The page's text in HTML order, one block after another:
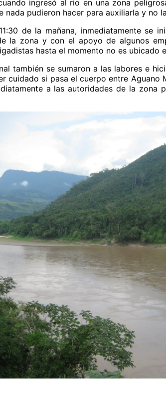
ingresó al río en una zona
nada pudieron hacer para auxiliarla y no
de la mañana, inmediatamente se
la zona y con el apoyo de algunos
hasta el momento no es ubicado
también se sumaron a las labores e
cuidado si pasa el cuerpo entre Aguano
a las autoridades de la zona